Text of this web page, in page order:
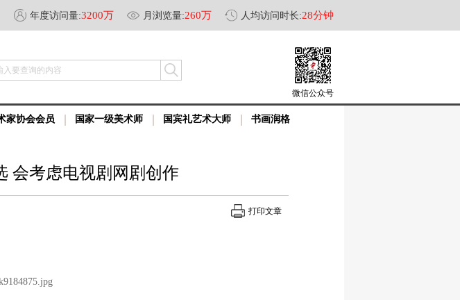
年度访问量:3200万 月浏览量:260万 人均访问时长:28分钟
入要查询的内容
微信公众号
家协会会员 国家一级美术师 国宾礼艺术大师 书画润格
会考虑电视剧网剧创作
打印文章